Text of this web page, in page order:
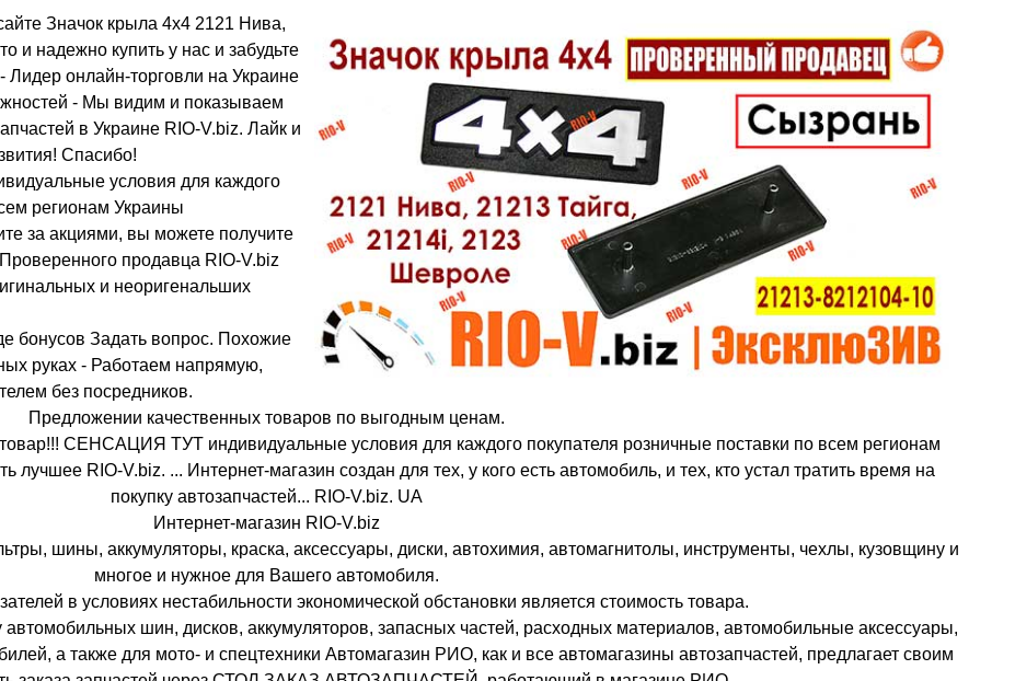
Значок крыла 4х4 2121 Нива,
и надежно купить у нас и забудьте
онлайн-торговли на Украине
- Мы видим и показываем
в Украине RIO-V.biz. Лайк и
Спасибо!
условия для каждого
регионам Украины
за акциями, вы можете получите
продавца RIO-V.biz
и неоригенальших
бонусов Задать вопрос. Похожие
руках - Работаем напрямую,
без посредников.
Предложении качественных товаров по выгодным ценам.
СЕНСАЦИЯ ТУТ индивидуальные условия для каждого покупателя розничные поставки по всем регионам
RIO-V.biz. ... Интернет-магазин создан для тех, у кого есть автомобиль, и тех, кто устал тратить время на
покупку автозапчастей... RIO-V.biz. UA
Интернет-магазин RIO-V.biz
шины, аккумуляторы, краска, аксессуары, диски, автохимия, автомагнитолы, инструменты, чехлы, кузовщину и
многое и нужное для Вашего автомобиля.
в условиях нестабильности экономической обстановки является стоимость товара.
шин, дисков, аккумуляторов, запасных частей, расходных материалов, автомобильные аксессуары,
а также для мото- и спецтехники Автомагазин РИО, как и все автомагазины автозапчастей, предлагает своим